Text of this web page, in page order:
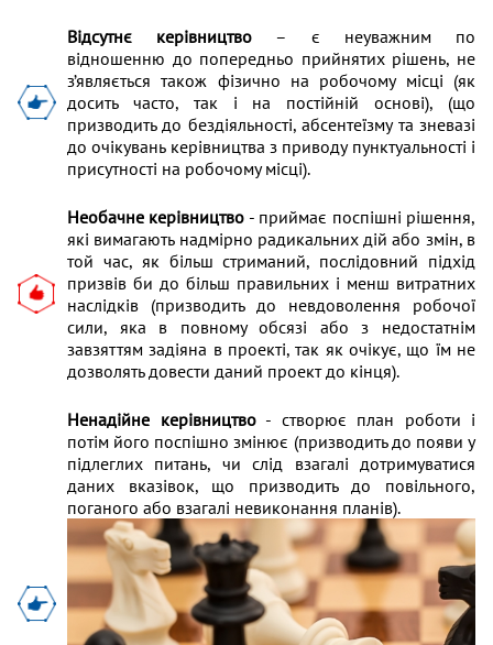
Відсутнє керівництво – є неуважним по
відношенню до попередньо прийнятих рішень, не
з’являється також фізично на робочому місці (як
досить часто, так і на постійній основі), (що
призводить до бездіяльності, абсентеїзму та зневазі
до очікувань керівництва з приводу пунктуальності і
присутності на робочому місці).
Необачне керівництво - приймає поспішні рішення,
які вимагають надмірно радикальних дій або змін, в
той час, як більш стриманий, послідовний підхід
призвів би до більш правильних і менш витратних
наслідків (призводить до невдоволення робочої
сили, яка в повному обсязі або з недостатнім
завзяттям задіяна в проекті, так як очікує, що їм не
дозволять довести даний проект до кінця).
Ненадійне керівництво- створює план роботи і
потім його поспішно змінює (призводить до появи у
підлеглих питань, чи слід взагалі дотримуватися
даних вказівок, що призводить до повільного,
поганого або взагалі невиконання планів).